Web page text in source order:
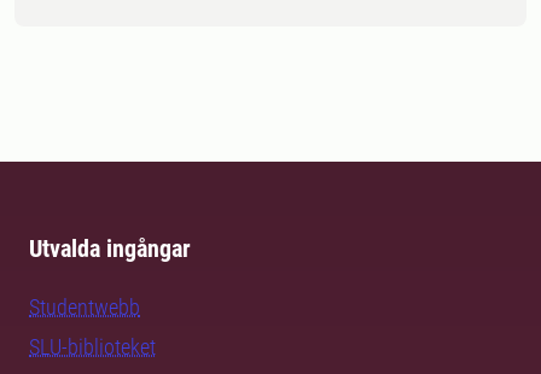
Utvalda ingångar
Studentwebb
SLU-biblioteket